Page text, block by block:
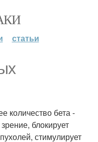
статьи
количество бета -
блокирует
стимулирует